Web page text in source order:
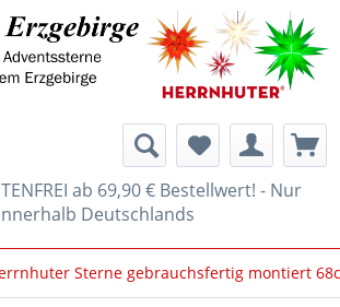
ab 69,90 € Bestellwert! - Nur
Deutschlands
Sterne gebrauchsfertig montiert